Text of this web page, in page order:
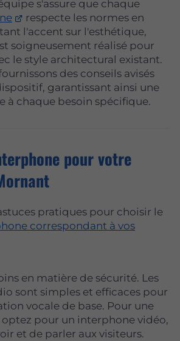
s'assure que chaque
respecte les normes en
l'accent sur l'esthétique,
soigneusement réalisé pour
le style architectural existant.
des conseils avisés
garantissant ainsi une
à chaque besoin spécifique.
pour votre
pratiques pour choisir le
correspondant à vos
en matière de sécurité. Les
sont simples et efficaces pour
vocale de base. Pour une
optez pour un interphone vidéo,
et de parler aux visiteurs.